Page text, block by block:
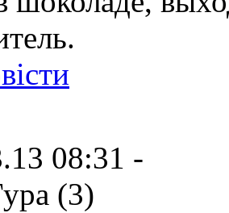
08:31 -
(3)